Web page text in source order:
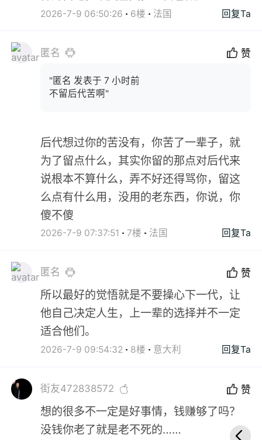
2026-7-9 06:50:26 6楼 法国 回复Ta
匿名 赞
"匿名 发表于 7 小时前
不留后代苦啊"
后代想过你的苦没有，你苦了一辈子，就
为了留点什么，其实你留的那点对后代来
说根本不算什么，弄不好还得骂你，留这
么点有什么用，没用的老东西，你说，你
傻不傻
2026-7-9 07:37:51 7楼 法国 回复Ta
匿名 赞
所以最好的觉悟就是不要操心下一代，让
他自己决定人生，上一辈的选择并不一定
适合他们。
2026-7-9 09:54:32 8楼 意大利 回复Ta
街友472838572 赞
想的很多不一定是好事情，钱赚够了吗？
没钱你老了就是老不死的……